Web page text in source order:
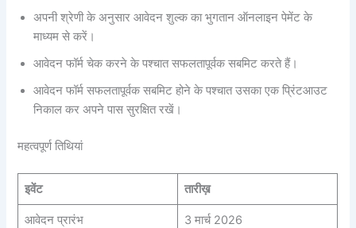
अपनी श्रेणी के अनुसार आवेदन शुल्क का भुगतान ऑनलाइन पेमेंट के
माध्यम से करें।
आवेदन फॉर्म चेक करने के पश्चात सफलतापूर्वक सबमिट करते हैं।
आवेदन फॉर्म सफलतापूर्वक सबमिट होने के पश्चात उसका एक प्रिंटआउट
निकाल कर अपने पास सुरक्षित रखें।
महत्वपूर्ण तिथियां
इवेंट तारीख़
आवेदन प्रारंभ 3 मार्च 2026